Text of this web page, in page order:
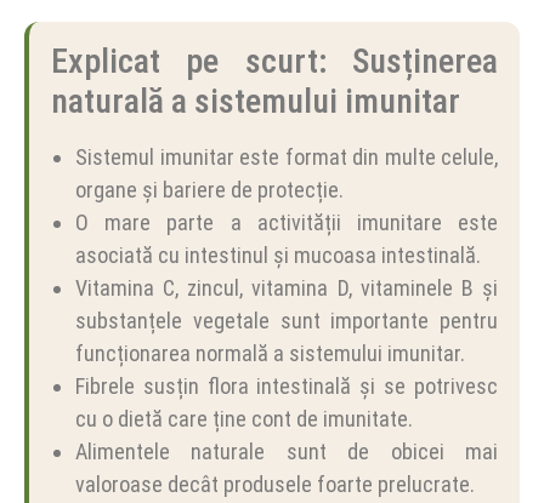
Explicat pe scurt: Susținerea
naturală a sistemului imunitar
Sistemul imunitar este format din multe celule,
organe și bariere de protecție.
O mare parte a activității imunitare este
asociată cu intestinul și mucoasa intestinală.
Vitamina C, zincul, vitamina D, vitaminele B și
substanțele vegetale sunt importante pentru
funcționarea normală a sistemului imunitar.
Fibrele susțin flora intestinală și se potrivesc
cu o dietă care ține cont de imunitate.
Alimentele naturale sunt de obicei mai
valoroase decât produsele foarte prelucrate.